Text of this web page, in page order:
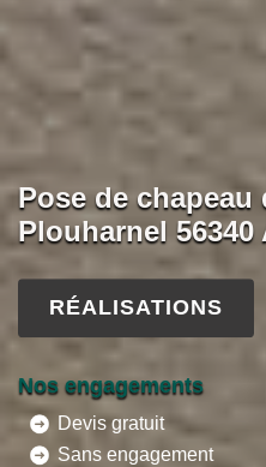
Pose de chapeau
Plouharnel
RÉALISATIONS
Nos engagements
Devis gratuit
Sans engagement